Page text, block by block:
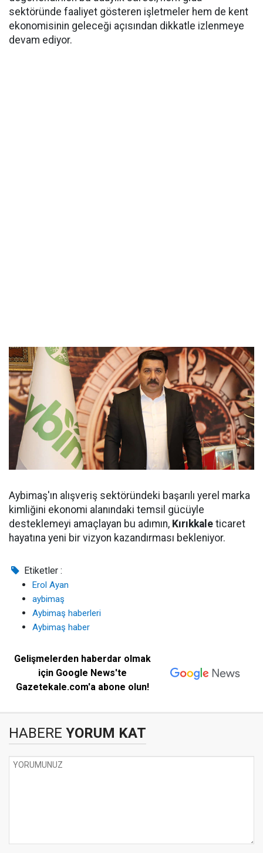
sektöründe faaliyet gösteren işletmeler hem de kent
ekonomisinin geleceği açısından dikkatle izlenmeye
devam ediyor.
Aybimaş'ın alışveriş sektöründeki başarılı yerel marka
kimliğini ekonomi alanındaki temsil gücüyle
desteklemeyi amaçlayan bu adımın, Kırıkkale ticaret
hayatına yeni bir vizyon kazandırması bekleniyor.
Etiketler :
Erol Ayan
aybimaş
Aybimaş haberleri
Aybimaş haber
Gelişmelerden haberdar olmak
için Google News'te
Gazetekale.com'a abone olun!
HABERE YORUM KAT